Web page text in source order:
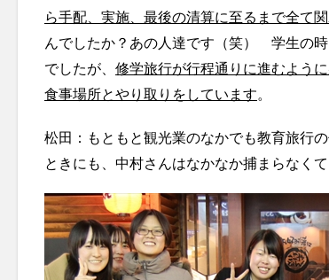
ら手配、実施、最後の清算に至るまで全て
んでしたか？あの人達です（笑） 学生の
でしたが、 修学旅行が行程通りに進むよう
食事場所とやり取りをしています。
松田：もともと観光業のなかでも教育旅行
ときにも、中村さんはなかなか捕まらなくて